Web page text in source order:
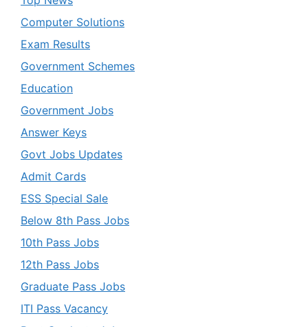
Computer Solutions
Exam Results
Government Schemes
Education
Government Jobs
Answer Keys
Govt Jobs Updates
Admit Cards
ESS Special Sale
Below 8th Pass Jobs
10th Pass Jobs
12th Pass Jobs
Graduate Pass Jobs
ITI Pass Vacancy